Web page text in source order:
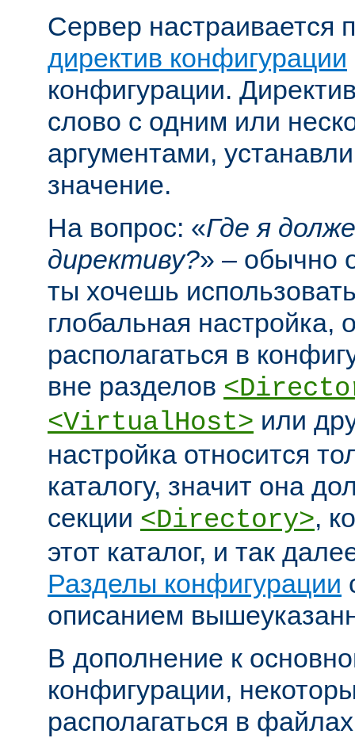
Сервер настраивается
директив конфигурации
конфигурации.
слово с одним или
аргументами,
значение.
На вопрос: «Где я
директиву?» – обычно
ты хочешь
глобальная настройка,
располагаться в
вне разделов
<VirtualHost> или
настройка относится
каталогу, значит она
секции <Directory>,
этот каталог, и так
Разделы конфигурации
описанием
В дополнение к
конфигурации,
располагаться в